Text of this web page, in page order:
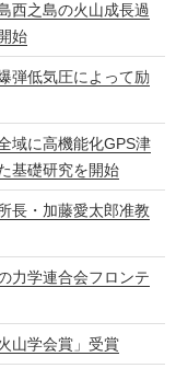
西之島の火山成長過
始
弾低気圧によって励
域に高機能化GPS津
基礎研究を開始
長・加藤愛太郎准教
力学連合会フロンテ
山学会賞」受賞